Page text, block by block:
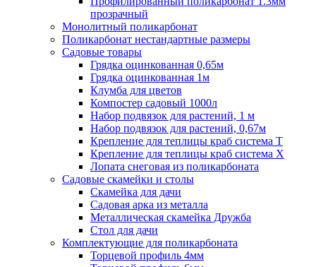
прозрачный
Монолитный поликарбонат
Поликарбонат нестандартные размеры
Садовые товары
Грядка оцинкованная 0,65м
Грядка оцинкованная 1м
Клумба для цветов
Компостер садовый 1000л
Набор подвязок для растений, 1 м
Набор подвязок для растений, 0,67м
Крепление для теплицы краб система Т
Крепление для теплицы краб система Х
Лопата снеговая из поликарбоната
Садовые скамейки и столы
Скамейка для дачи
Садовая арка из металла
Металлическая скамейка Дружба
Стол для дачи
Комплектующие для поликарбоната
Торцевой профиль 4мм